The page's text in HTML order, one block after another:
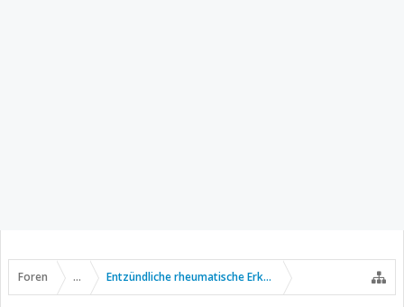
Foren ... Entzündliche rheumatische Erkrankungen